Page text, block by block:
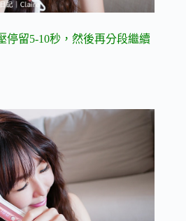
停留5-10秒，然後再分段繼續